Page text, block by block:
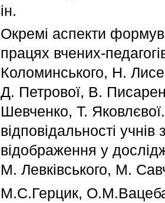
ін.
Окремі аспекти
працях вчених-
Коломинського, Н.
Д. Петрової, В.
Шевченко, Т.
відповідальності
відображення у
М. Левківського, М.
М.С.Герцик, О.М.Вацеба